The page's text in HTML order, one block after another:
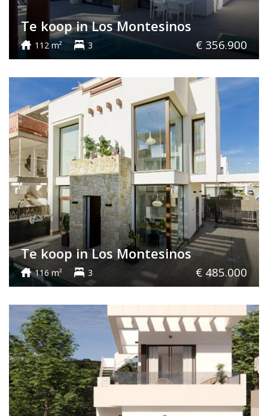
Te koop in Los Montesinos
112 m² 3 € 356.900
Te koop in Los Montesinos
116 m² 3 € 485.000